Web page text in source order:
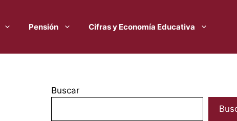
Pensión Cifras y Economía Educativa
Buscar